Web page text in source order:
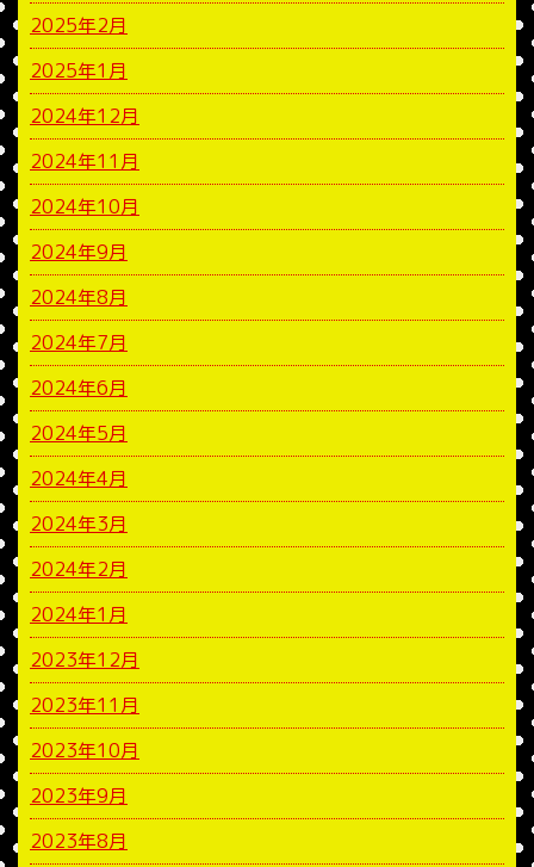
2025年2月
2025年1月
2024年12月
2024年11月
2024年10月
2024年9月
2024年8月
2024年7月
2024年6月
2024年5月
2024年4月
2024年3月
2024年2月
2024年1月
2023年12月
2023年11月
2023年10月
2023年9月
2023年8月